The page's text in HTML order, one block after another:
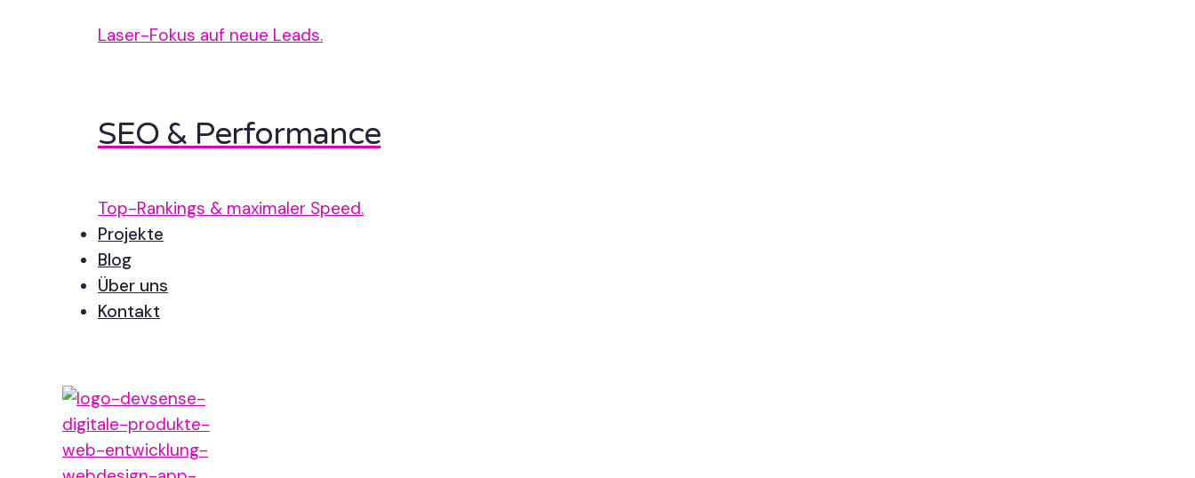
Laser-Fokus auf neue Leads.
SEO & Performance
Top-Rankings & maximaler Speed.
Projekte
Blog
Über uns
Kontakt